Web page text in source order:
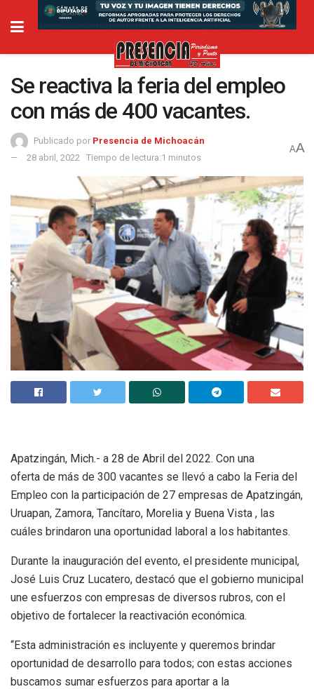
Se reactiva la feria del empleo
con más de 400 vacantes.
Publicado por Presencia de Michoacán
28 abril, 2022
Tiempo de lectura:1 minutos
AA
Apatzingán, Mich.- a 28 de Abril del 2022. Con una
oferta de más de 300 vacantes se llevó a cabo la Feria del
Empleo con la participación de 27 empresas de Apatzingán,
Uruapan, Zamora, Tancítaro, Morelia y Buena Vista , las
cuáles brindaron una oportunidad laboral a los habitantes.
Durante la inauguración del evento, el presidente municipal,
José Luis Cruz Lucatero, destacó que el gobierno municipal
une esfuerzos con empresas de diversos rubros, con el
objetivo de fortalecer la reactivación económica.
“Esta administración es incluyente y queremos brindar
oportunidad de desarrollo para todos; con estas acciones
buscamos sumar esfuerzos para aportar a la